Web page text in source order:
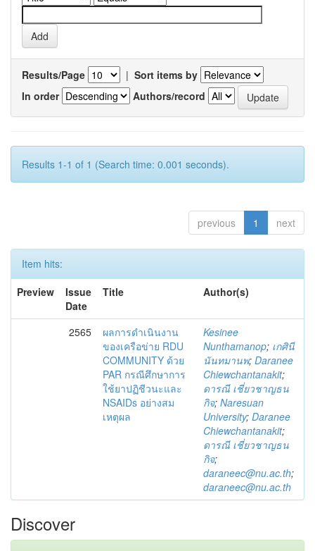
Results/Page | Sort items by
In order
Authors/record
Results 1-1 of 1 (Search time: 0.001 seconds).
previous 1 next
Item hits:
Preview
Issue
Date
Title Author(s)
2565
ผลการดำเนินงาน
ของเครือข่าย RDU
COMMUNITY ด้วย
PAR กรณีศึกษาการ
ใช้ยาปฏิชีวนะและ
NSAIDs อย่างสม
เหตุผล
Kesinee
Nunthamanop; เกศินี
นันทมานพ; Daranee
Chiewchantanakit;
ดารณี เชี่ยวชาญธน
กิจ; Naresuan
University; Daranee
Chiewchantanakit;
ดารณี เชี่ยวชาญธน
กิจ;
daraneec@nu.ac.th;
daraneec@nu.ac.th
Discover